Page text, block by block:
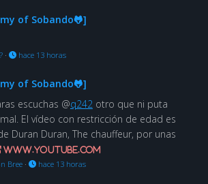
of Sobando🐸]
· hace 13 horas
of Sobando🐸]
escuchas @q242 otro que ni puta
El vídeo con restricción de edad es
Duran Duran, The chauffeur, por unas
www.youtube.com
Bree· hace 13 horas